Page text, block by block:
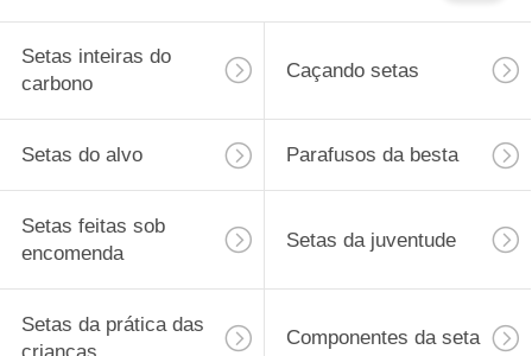
Setas inteiras do
carbono
Caçando setas
Setas do alvo Parafusos da besta
Setas feitas sob
encomenda
Setas da juventude
Setas da prática das
Componentes da seta